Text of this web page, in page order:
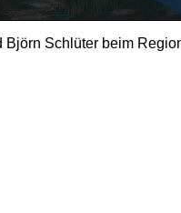
Björn Schlüter beim